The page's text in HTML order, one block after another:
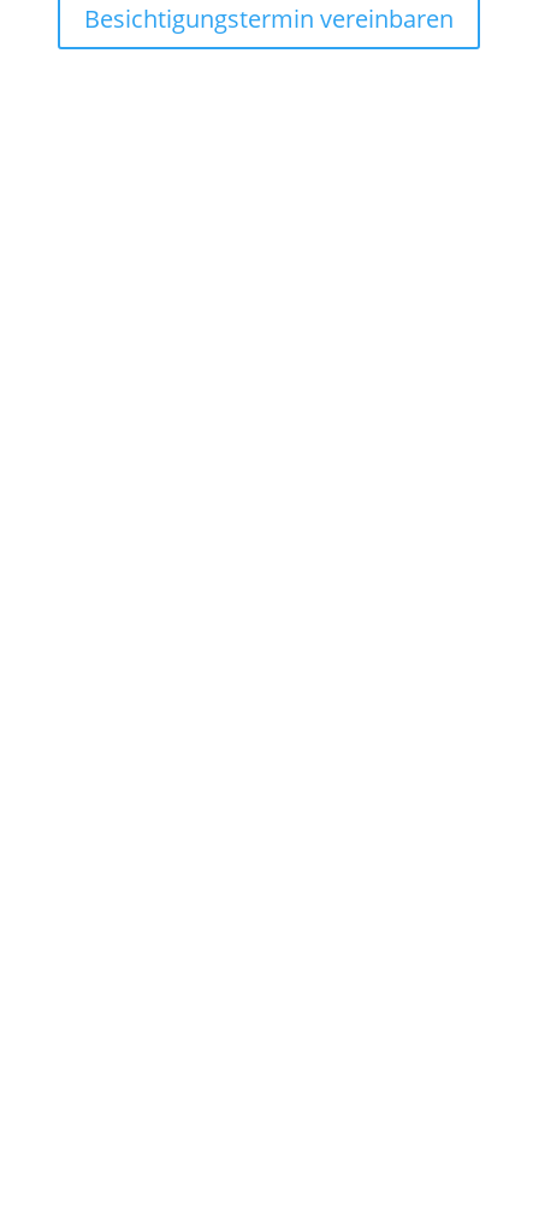
Besichtigungstermin vereinbaren